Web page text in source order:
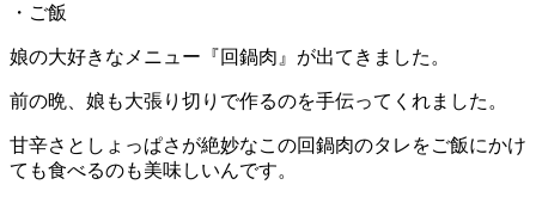
・ご飯
娘の大好きなメニュー『回鍋肉』が出てきました。
前の晩、娘も大張り切りで作るのを手伝ってくれました。
甘辛さとしょっぱさが絶妙なこの回鍋肉のタレをご飯にかけ
ても食べるのも美味しいんです。